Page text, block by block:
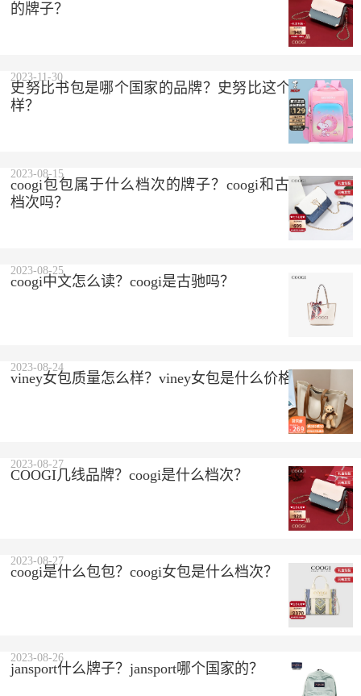
的牌子？
史努比书包是哪个国家的品牌？史努比这个品牌怎么
样？
2023-11-30
coogi包包属于什么档次的牌子？coogi和古驰是一个
档次吗？
2023-08-15
coogi中文怎么读？coogi是古驰吗？
2023-08-25
viney女包质量怎么样？viney女包是什么价格？
2023-08-24
COOGI几线品牌？coogi是什么档次？
2023-08-27
coogi是什么包包？coogi女包是什么档次？
2023-08-27
jansport什么牌子？jansport哪个国家的？
2023-08-26